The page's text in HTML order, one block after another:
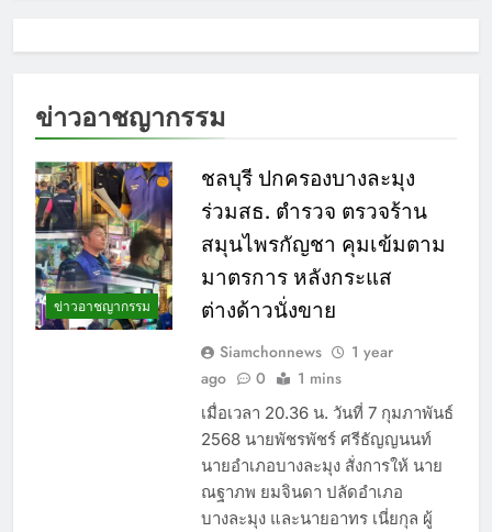
ข่าวอาชญากรรม
ข่าวอาชญากรรม
ชลบุรี ปกครองบางละมุง
ร่วมสธ. ตำรวจ ตรวจร้าน
สมุนไพรกัญชา คุมเข้มตาม
มาตรการ หลังกระแส
ต่างด้าวนั่งขาย
Siamchonnews
1 year
ago
0 1 mins
เมื่อเวลา 20.36 น. วันที่ 7 กุมภาพันธ์
2568 นายพัชรพัชร์ ศรีธัญญนนท์
นายอำเภอบางละมุง สั่งการให้ นาย
ณฐาภพ ยมจินดา ปลัดอำเภอ
บางละมุง และนายอาทร เนี่ยกุล ผู้